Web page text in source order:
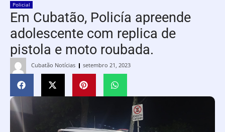
Policial
Em Cubatão, Policía apreende
adolescente com replica de
pistola e moto roubada.
Cubatão Notícias setembro 21, 2023